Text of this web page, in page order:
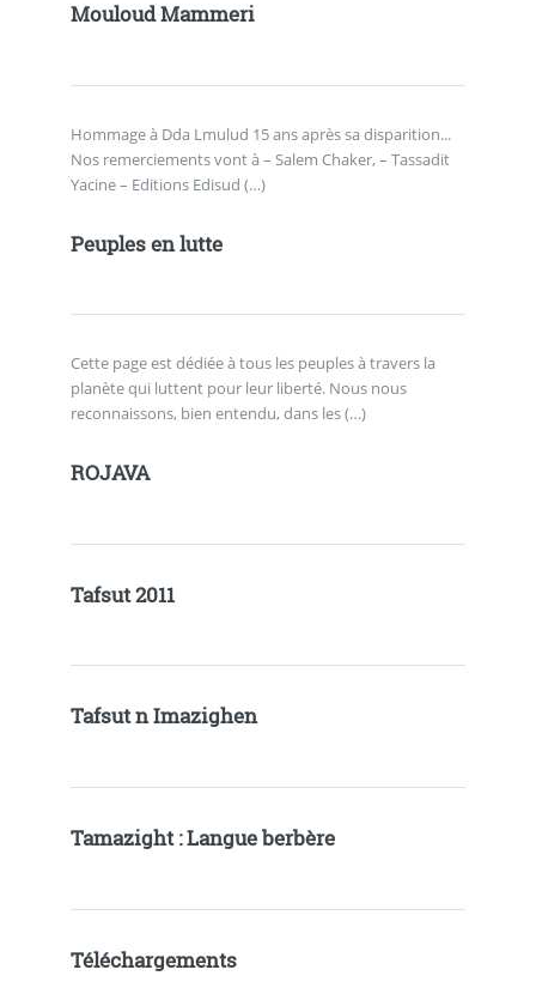
Mouloud Mammeri
Hommage à Dda Lmulud 15 ans après sa disparition...
Nos remerciements vont à – Salem Chaker, – Tassadit
Yacine – Editions Edisud (…)
Peuples en lutte
Cette page est dédiée à tous les peuples à travers la
planète qui luttent pour leur liberté. Nous nous
reconnaissons, bien entendu, dans les (…)
ROJAVA
Tafsut 2011
Tafsut n Imazighen
Tamazight : Langue berbère
Téléchargements